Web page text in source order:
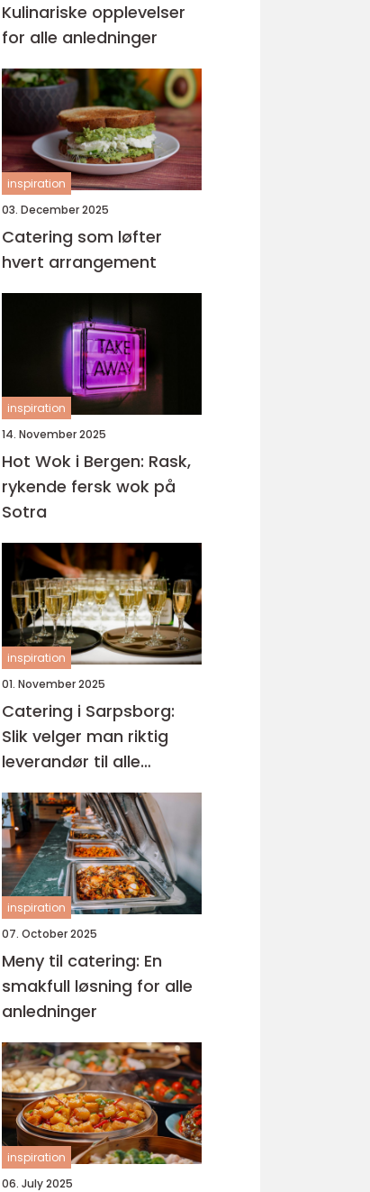
Kulinariske opplevelser
for alle anledninger
inspiration
03. December 2025
Catering som løfter
hvert arrangement
inspiration
14. November 2025
Hot Wok i Bergen: Rask,
rykende fersk wok på
Sotra
inspiration
01. November 2025
Catering i Sarpsborg:
Slik velger man riktig
leverandør til alle
anledninger
inspiration
07. October 2025
Meny til catering: En
smakfull løsning for alle
anledninger
inspiration
06. July 2025